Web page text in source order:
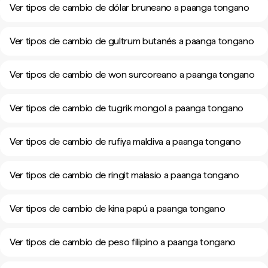
Ver tipos de cambio de dólar bruneano a paanga tongano
Ver tipos de cambio de gultrum butanés a paanga tongano
Ver tipos de cambio de won surcoreano a paanga tongano
Ver tipos de cambio de tugrik mongol a paanga tongano
Ver tipos de cambio de rufiya maldiva a paanga tongano
Ver tipos de cambio de ringit malasio a paanga tongano
Ver tipos de cambio de kina papú a paanga tongano
Ver tipos de cambio de peso filipino a paanga tongano